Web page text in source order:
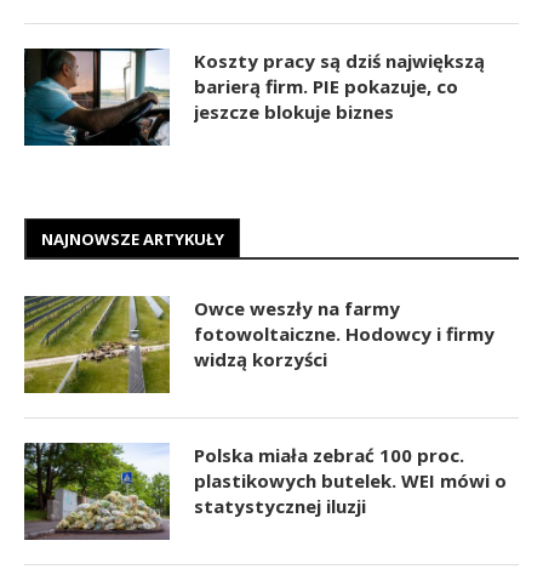
Koszty pracy są dziś największą
barierą firm. PIE pokazuje, co
jeszcze blokuje biznes
NAJNOWSZE ARTYKUŁY
Owce weszły na farmy
fotowoltaiczne. Hodowcy i firmy
widzą korzyści
Polska miała zebrać 100 proc.
plastikowych butelek. WEI mówi o
statystycznej iluzji